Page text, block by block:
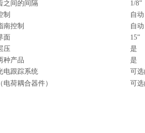
之间的间隔
1/8”
制
自动
南控制
自动
面
15”
压
是
种产品
是
电跟踪系统
可
电荷耦合器件）
可